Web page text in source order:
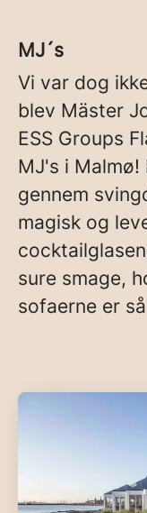
MJ´s
Vi var dog
blev Mäster
ESS Groups
MJ's i
gennem
magisk og
sure smage,
sofaerne er